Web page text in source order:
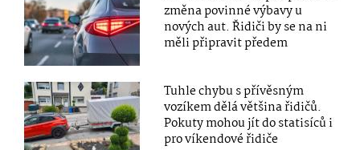
změna povinné výbavy u
nových aut. Řidiči by se na ni
měli připravit předem
Tuhle chybu s přívěsným
vozíkem dělá většina řidičů.
Pokuty mohou jít do statisíců i
pro víkendové řidiče